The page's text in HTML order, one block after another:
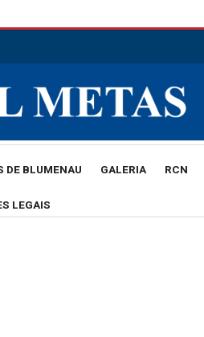
DE BLUMENAU GALERIA RCN
LEGAIS